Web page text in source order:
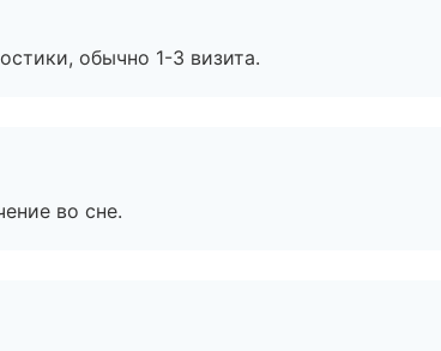
обычно 1-3 визита.
во сне.